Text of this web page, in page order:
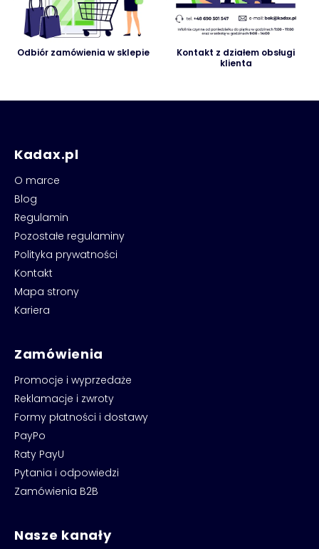
Odbiór zamówienia w sklepie
Kontakt z działem obsługi
klienta
Kadax.pl
O marce
Blog
Regulamin
Pozostałe regulaminy
Polityka prywatności
Kontakt
Mapa strony
Kariera
Zamówienia
Promocje i wyprzedaże
Reklamacje i zwroty
Formy płatności i dostawy
PayPo
Raty PayU
Pytania i odpowiedzi
Zamówienia B2B
Nasze kanały